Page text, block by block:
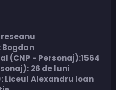
Bogdan
(CNP - Personaj):1564
26 de luni
Liceul Alexandru Ioan